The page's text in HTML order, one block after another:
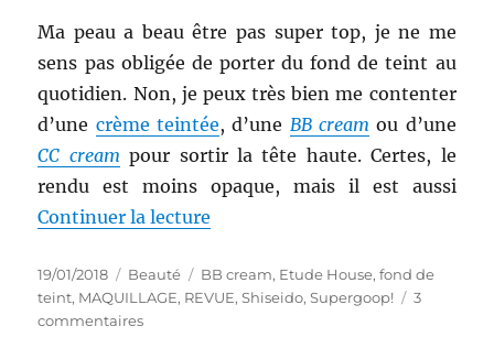
Ma peau a beau être pas super top, je ne me
sens pas obligée de porter du fond de teint au
quotidien. Non, je peux très bien me contenter
d’une crème teintée, d’une BB cream ou d’une
CC cream pour sortir la tête haute. Certes, le
rendu est moins opaque, mais il est aussi
Continuer la lecture
Publié
le
19/01/2018 Catégories
Beauté Étiquettes
BB cream, Etude House,fond de
teint, MAQUILLAGE, REVUE,Shiseido,Supergoop!
3
commentairessur